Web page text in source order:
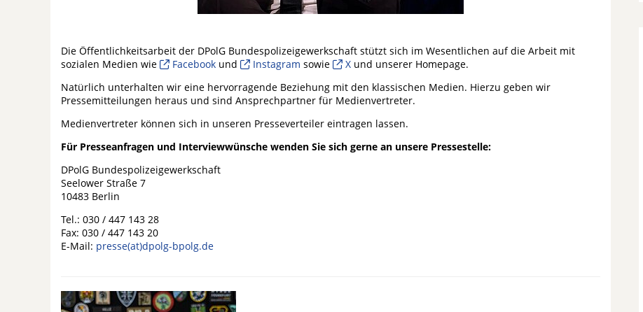
Die Öffentlichkeitsarbeit der DPolG Bundespolizeigewerkschaft stützt sich im Wesentlichen auf die Arbeit mit
sozialen Medien wie
Facebook und Instagram sowie X und unserer Homepage.
Natürlich unterhalten wir eine hervorragende Beziehung mit den klassischen Medien. Hierzu geben wir
Pressemitteilungen heraus und sind Ansprechpartner für Medienvertreter.
Medienvertreter können sich in unseren Presseverteiler eintragen lassen.
Für Presseanfragen und Interviewwünsche wenden Sie sich gerne an unsere Pressestelle:
DPolG Bundespolizeigewerkschaft
Seelower Straße 7
10483 Berlin
Tel.: 030 / 447 143 28
Fax: 030 / 447 143 20
E-Mail: presse(at)dpolg-bpolg.de